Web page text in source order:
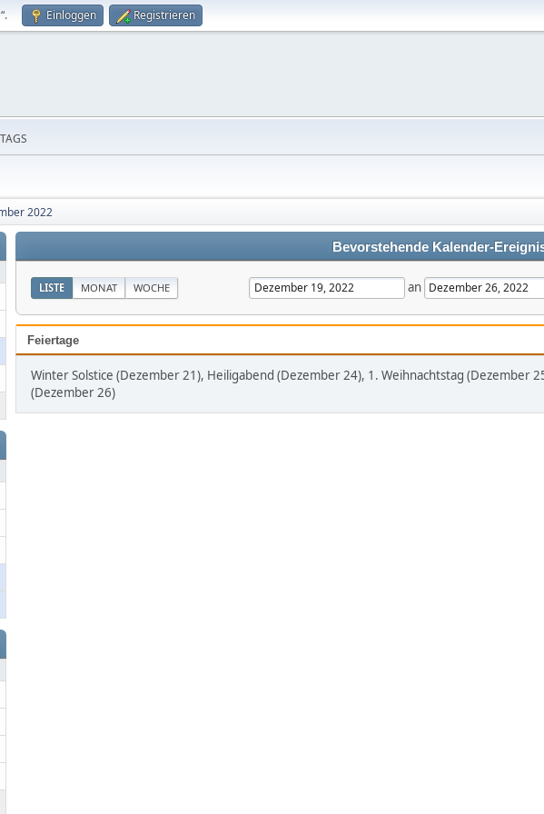
“. Einloggen Registrieren
2022
Bevorstehende Kalender-
LISTE MONAT WOCHE an
Feiertage
Winter Solstice (Dezember 21), Heiligabend (Dezember 24), 1. Weihnachtstag (Dezember
(Dezember 26)